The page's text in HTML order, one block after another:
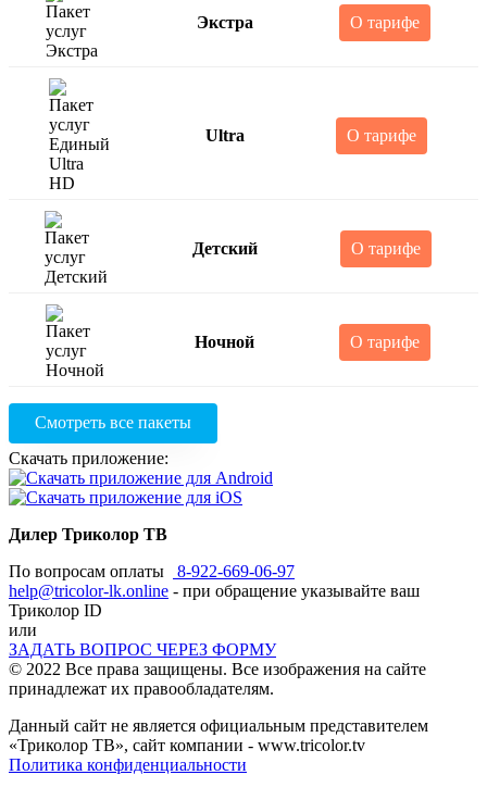
Экстра О тарифе
Ultra О тарифе
Детский О тарифе
Ночной О тарифе
Смотреть все пакеты
Скачать приложение:
Дилер Триколор ТВ
По вопросам оплаты
8-922-669-06-97
help@tricolor-lk.online - при обращение указывайте ваш
Триколор ID
или
ЗАДАТЬ ВОПРОС ЧЕРЕЗ ФОРМУ
© 2022 Все права защищены. Все изображения на сайте
принадлежат их правообладателям.
Данный сайт не является официальным представителем
«Триколор ТВ», сайт компании - www.tricolor.tv
Политика конфиденциальности